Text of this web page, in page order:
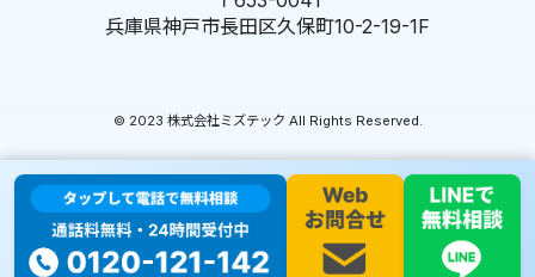
兵庫県神戸市長田区久保町10-2-19-1F
© 2023 株式会社ミズテック All Rights Reserved.